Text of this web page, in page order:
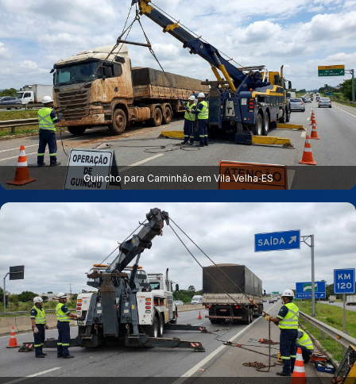
Guincho para Caminhão em Vila Velha‑ES